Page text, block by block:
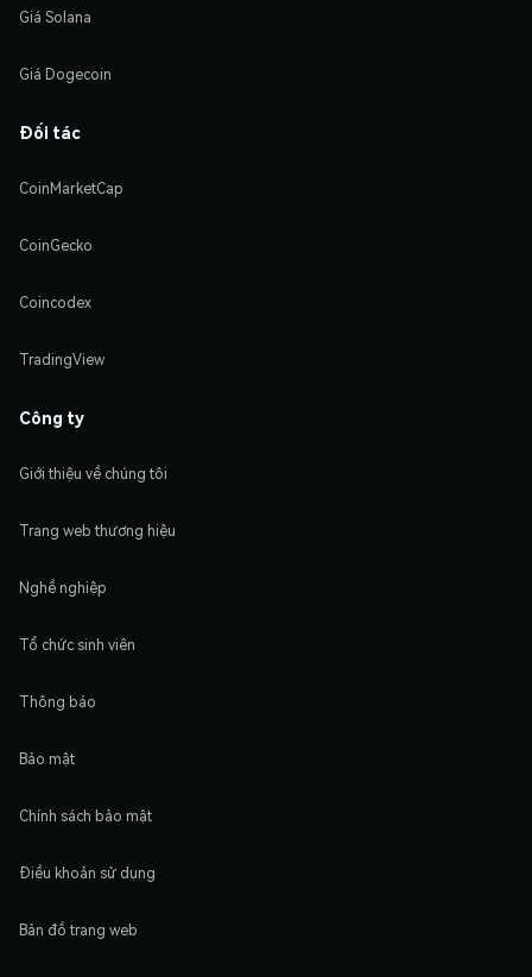
Giá Solana
Giá Dogecoin
Đối tác
CoinMarketCap
CoinGecko
Coincodex
TradingView
Công ty
Giới thiệu về chúng tôi
Trang web thương hiệu
Nghề nghiệp
Tổ chức sinh viên
Thông báo
Bảo mật
Chính sách bảo mật
Điều khoản sử dụng
Bản đồ trang web